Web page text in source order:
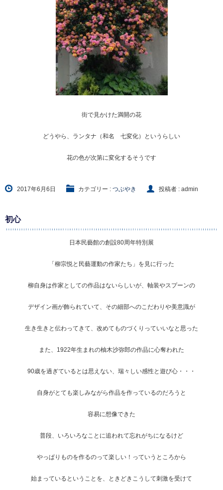
街で見かけた満開の花
どうやら、ランタナ（和名 七変化）というらしい
花の色が次第に変化するそうです
2017年6月6日 カテゴリー : つぶやき 投稿者 : admin
初心
日本民藝館の創設80周年特別展
「柳宗悦と民藝運動の作家たち」を見に行った
柳自身は作家としての作品はないらしいが、軸装やスプーンの
デザイン画が飾られていて、その細部へのこだわりや美意識が
生き生きと伝わってきて、改めてものづくりっていいなと思った
また、1922年生まれの柚木沙弥郎の作品に心奪われた
90歳を過ぎているとは思えない、瑞々しい感性と遊び心・・・
自身がとても楽しみながら作品を作っているのだろうと
容易に想像できた
普段、いろいろなことに追われて忘れがちになるけど
やっぱりものを作るのって楽しい！っていうところから
始まっているということを、ときどきこうして刺激を受けて